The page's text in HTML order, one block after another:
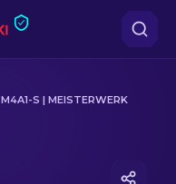
M4A1-S | MEISTERWERK